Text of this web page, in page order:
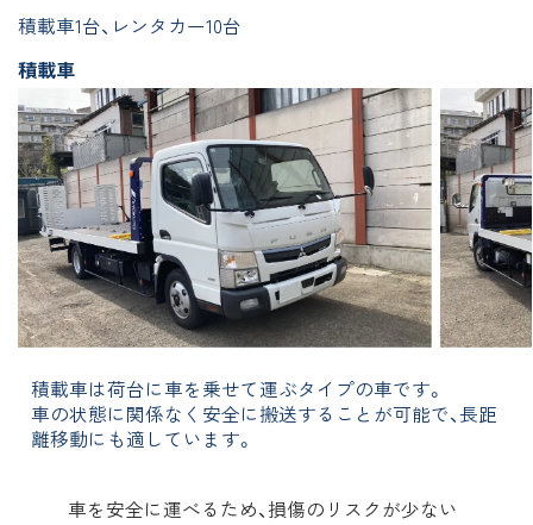
積載車1台、レンタカー10台
積載車
積載車は荷台に車を乗せて運ぶタイプの車です。
車の状態に関係なく安全に搬送することが可能で、長距
離移動にも適しています。
車を安全に運べるため、損傷のリスクが少ない